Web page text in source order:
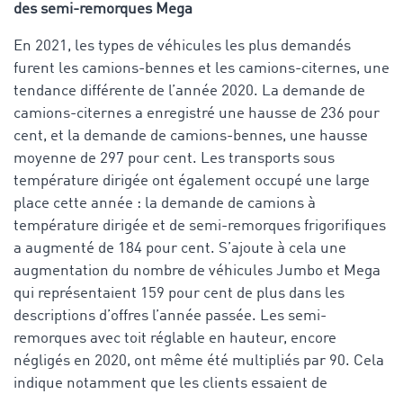
des semi-remorques Mega
En 2021, les types de véhicules les plus demandés
furent les camions-bennes et les camions-citernes, une
tendance différente de l’année 2020. La demande de
camions-citernes a enregistré une hausse de 236 pour
cent, et la demande de camions-bennes, une hausse
moyenne de 297 pour cent. Les transports sous
température dirigée ont également occupé une large
place cette année : la demande de camions à
température dirigée et de semi-remorques frigorifiques
a augmenté de 184 pour cent. S’ajoute à cela une
augmentation du nombre de véhicules Jumbo et Mega
qui représentaient 159 pour cent de plus dans les
descriptions d’offres l’année passée. Les semi-
remorques avec toit réglable en hauteur, encore
négligés en 2020, ont même été multipliés par 90. Cela
indique notamment que les clients essaient de